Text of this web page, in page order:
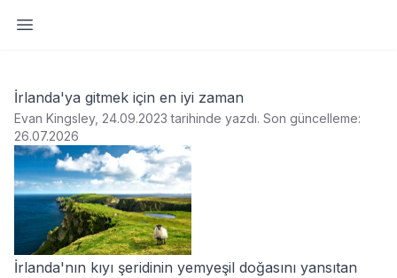
Yan paneli aç
İrlanda'ya gitmek için en iyi zaman
Evan Kingsley, 24.09.2023 tarihinde yazdı. Son güncelleme:
26.07.2026
İrlanda'nın kıyı şeridinin yemyeşil doğasını yansıtan